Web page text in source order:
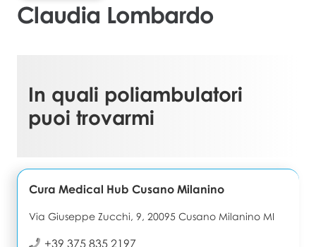
Claudia Lombardo
In quali poliambulatori
puoi trovarmi
Cura Medical Hub Cusano Milanino
Via Giuseppe Zucchi, 9, 20095 Cusano Milanino MI
+39 375 835 2197